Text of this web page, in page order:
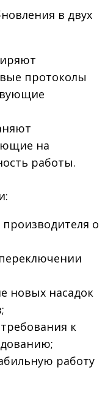
в двух
протоколы
на
работы.
о
новых насадок
к
работу